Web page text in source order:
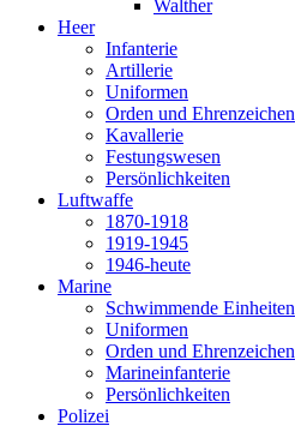
Walther
Heer
Infanterie
Artillerie
Uniformen
Orden und Ehrenzeichen
Kavallerie
Festungswesen
Persönlichkeiten
Luftwaffe
1870-1918
1919-1945
1946-heute
Marine
Schwimmende Einheiten
Uniformen
Orden und Ehrenzeichen
Marineinfanterie
Persönlichkeiten
Polizei